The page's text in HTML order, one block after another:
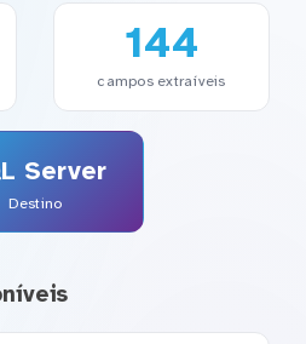
144
campos extraíveis
Server
Destino